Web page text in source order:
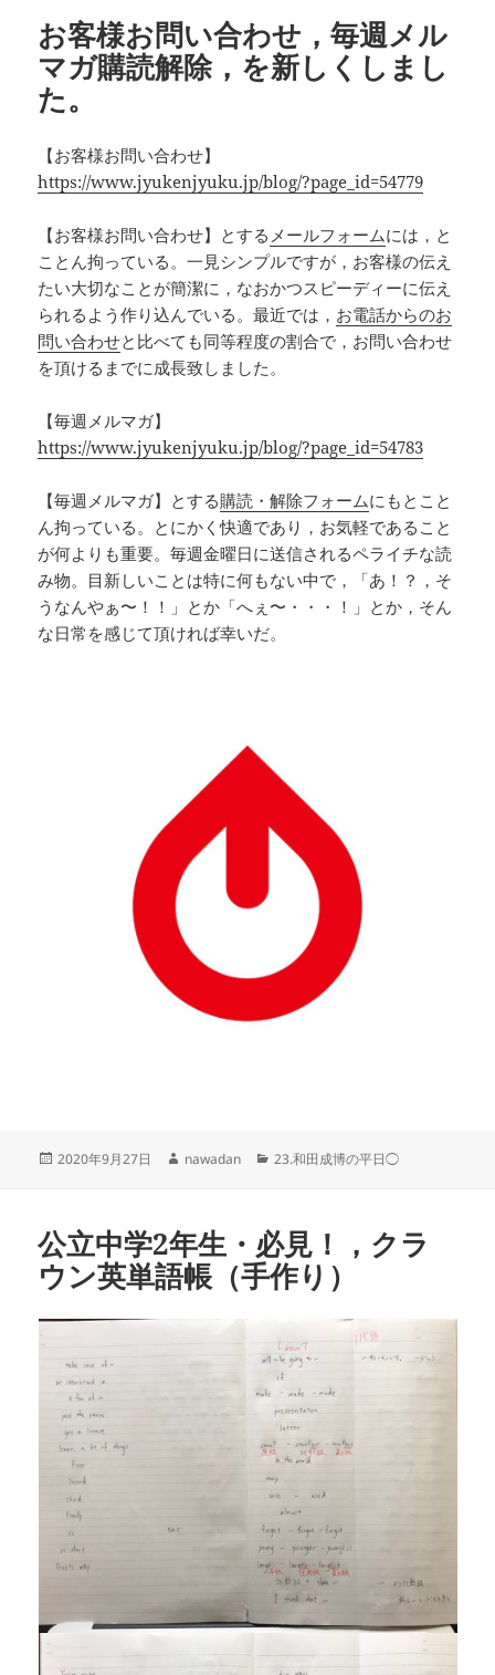
ー
お客様お問い合わせ，毎週メル
マガ購読解除，を新しくしまし
た。
【お客様お問い合わせ】
https://www.jyukenjyuku.jp/blog/?page_id=54779
【お客様お問い合わせ】とする メールフォームには，と
ことん拘っている。一見シンプルですが，お客様の伝え
たい大切なことが簡潔に，なおかつスピーディーに伝え
られるよう作り込んでいる。最近では， お電話からのお
問い合わせと比べても同等程度の割合で，お問い合わせ
を頂けるまでに成長致しました。
【毎週メルマガ】
https://www.jyukenjyuku.jp/blog/?page_id=54783
【毎週メルマガ】とする購読・解除フォームにもとこと
ん拘っている。とにかく快適であり，お気軽であること
が何よりも重要。毎週金曜日に送信されるペライチな読
み物。目新しいことは特に何もない中で，「あ！？，そ
うなんやぁ〜！！」とか「へぇ〜・・・！」とか，そん
な日常を感じて頂ければ幸いだ。
投
2020年9月27日
作
nawadan
カ
ー
23.和田成博の平日◯
公立中学2年生・必見！，クラ
ウン英単語帳（手作り）